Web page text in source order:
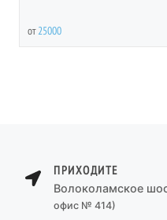
от25000
ПРИХОДИТЕ
Волоколамское
офис № 414)